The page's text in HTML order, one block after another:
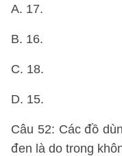
A. 17.
B. 16.
C. 18.
D. 15.
Câu 52: Các đồ
đen là do trong